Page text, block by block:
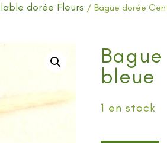
dorée Fleurs / Bague dorée
bleue
1 en stock